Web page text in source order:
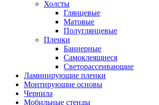
Холсты
Глянцевые
Матовые
Полуглянцевые
Пленки
Баннерные
Самоклеящиеся
Светорассеивающие
Ламинирующие пленки
Монтирующие основы
Чернила
Мобильные стенды